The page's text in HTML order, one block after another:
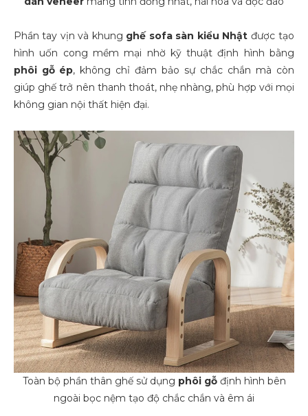
Phần tay vịn và khung ghế sofa sàn kiểu Nhật được tạo
hình uốn cong mềm mại nhờ kỹ thuật định hình bằng
phôi gỗ ép, không chỉ đảm bảo sự chắc chắn mà còn
giúp ghế trở nên thanh thoát, nhẹ nhàng, phù hợp với mọi
không gian nội thất hiện đại.
Toàn bộ phần thân ghế sử dụng phôi gỗđịnh hình bên
ngoài bọc nệm tạo độ chắc chắn và êm ái